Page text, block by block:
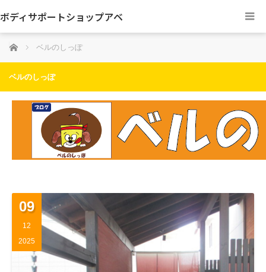
ボディサポートショップアベ
ホーム ベルのしっぽ
ベルのしっぽ
09
12
2025